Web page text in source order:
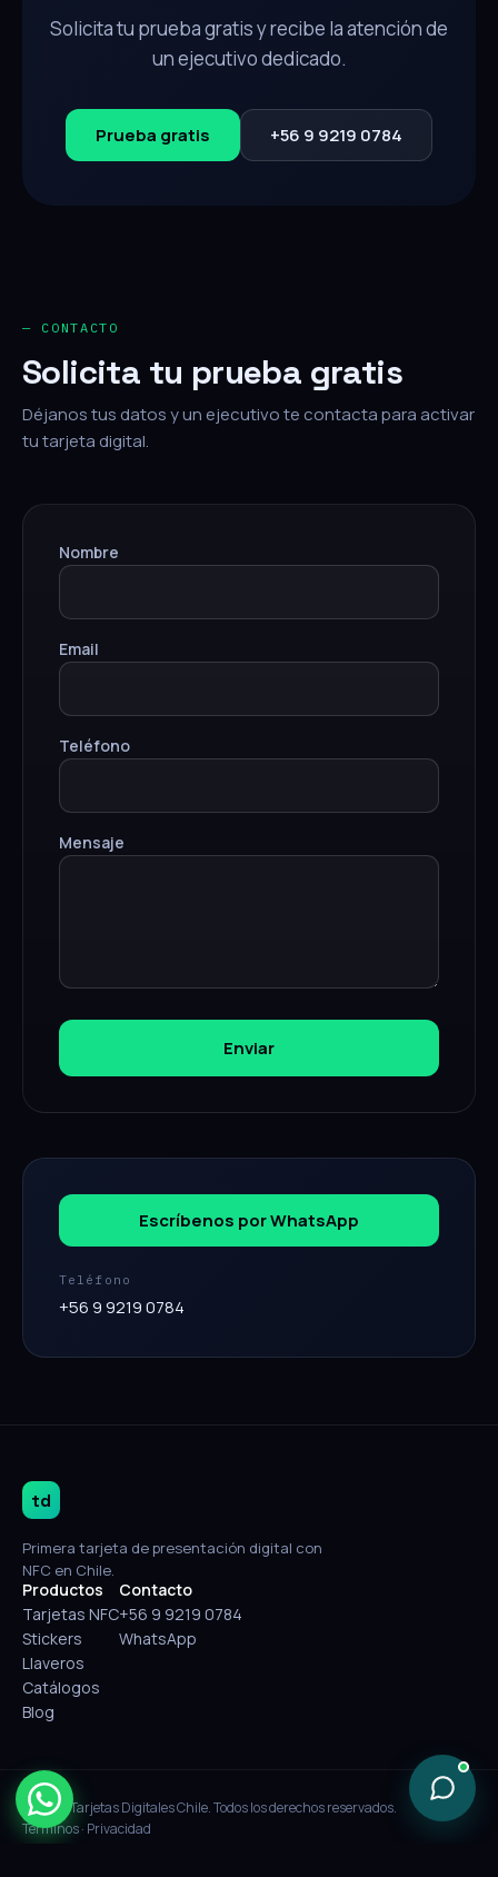
Solicita tu prueba gratis y recibe la atención de
un ejecutivo dedicado.
Prueba gratis +56 9 9219 0784
— CONTACTO
Solicita tu prueba gratis
Déjanos tus datos y un ejecutivo te contacta para activar
tu tarjeta digital.
Nombre
Email
Teléfono
Mensaje
Enviar
Escríbenos por WhatsApp
Teléfono
+56 9 9219 0784
td
Primera tarjeta de presentación digital con
NFC en Chile.
Productos
Tarjetas NFC
Stickers
Llaveros
Catálogos
Blog
Contacto
+56 9 9219 0784
WhatsApp
© 2026 Tarjetas Digitales Chile. Todos los derechos reservados.
Términos· Privacidad